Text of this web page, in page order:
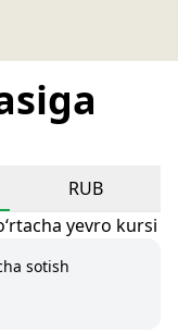
RUB
yevro kursi
sotish